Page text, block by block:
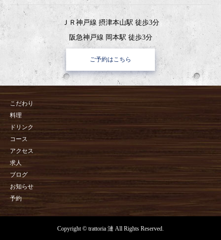
ＪＲ神戸線 摂津本山駅 徒歩3分
阪急神戸線 岡本駅 徒歩3分
ご予約はこちら
こだわり
料理
ドリンク
コース
アクセス
求人
ブログ
お知らせ
予約
Copyright © trattoria 漣 All Rights Reserved.